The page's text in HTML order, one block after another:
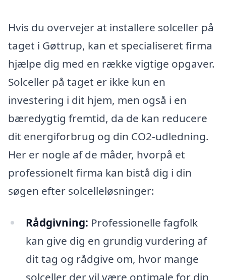
Hvis du overvejer at installere solceller på
taget i Gøttrup, kan et specialiseret firma
hjælpe dig med en række vigtige opgaver.
Solceller på taget er ikke kun en
investering i dit hjem, men også i en
bæredygtig fremtid, da de kan reducere
dit energiforbrug og din CO2-udledning.
Her er nogle af de måder, hvorpå et
professionelt firma kan bistå dig i din
søgen efter solcelleløsninger:
Rådgivning: Professionelle fagfolk
kan give dig en grundig vurdering af
dit tag og rådgive om, hvor mange
solceller der vil være optimale for din